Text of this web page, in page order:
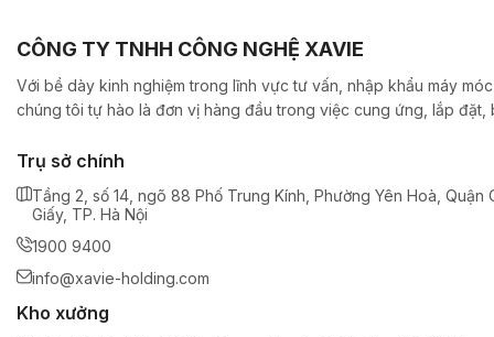
CÔNG TY TNHH CÔNG NGHỆ XAVIE
Với bề dày kinh nghiệm trong lĩnh vực tư vấn, nhập khẩu máy
chúng tôi tự hào là đơn vị hàng đầu trong việc cung ứng, lắp đặt,
Trụ sở chính
Tầng 2, số 14, ngõ 88 Phố Trung Kính, Phường Yên Hoà, Quận
Giấy, TP. Hà Nội
1900 9400
info@xavie-holding.com
Kho xưởng